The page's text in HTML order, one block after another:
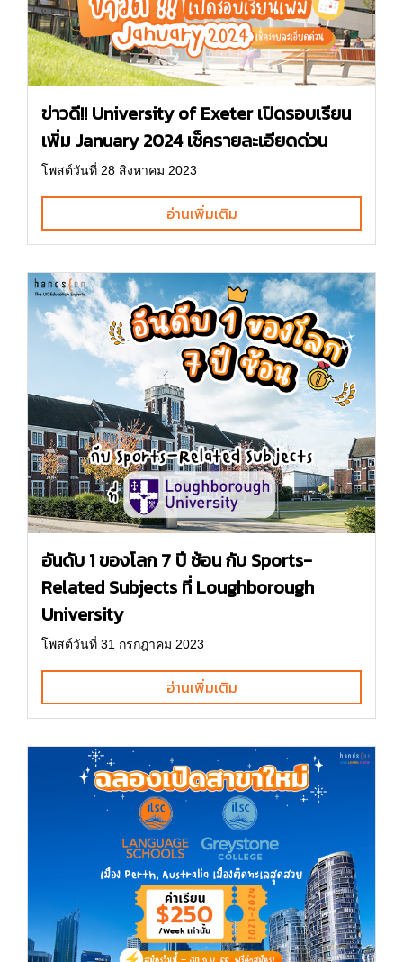
ข่าวดี!! University of Exeter เปิดรอบเรียน
เพิ่ม January 2024 เช็ครายละเอียดด่วน
โพสต์วันที่ 28 สิงหาคม 2023
อ่านเพิ่มเติม
อันดับ 1 ของโลก 7 ปี ซ้อน กับ Sports-
Related Subjects ที่ Loughborough
University
โพสต์วันที่ 31 กรกฎาคม 2023
อ่านเพิ่มเติม